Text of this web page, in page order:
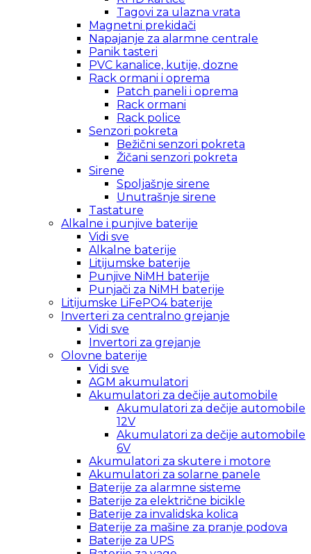
Tagovi za ulazna vrata
Magnetni prekidači
Napajanje za alarmne centrale
Panik tasteri
PVC kanalice, kutije, dozne
Rack ormani i oprema
Patch paneli i oprema
Rack ormani
Rack police
Senzori pokreta
Bežični senzori pokreta
Žičani senzori pokreta
Sirene
Spoljašnje sirene
Unutrašnje sirene
Tastature
Alkalne i punjive baterije
Vidi sve
Alkalne baterije
Litijumske baterije
Punjive NiMH baterije
Punjači za NiMH baterije
Litijumske LiFePO4 baterije
Inverteri za centralno grejanje
Vidi sve
Invertori za grejanje
Olovne baterije
Vidi sve
AGM akumulatori
Akumulatori za dečije automobile
Akumulatori za dečije automobile
12V
Akumulatori za dečije automobile
6V
Akumulatori za skutere i motore
Akumulatori za solarne panele
Baterije za alarmne sisteme
Baterije za električne bicikle
Baterije za invalidska kolica
Baterije za mašine za pranje podova
Baterije za UPS